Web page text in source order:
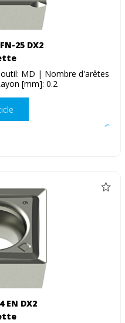
25 DX2
MD | Nombre d'arêtes
[mm]: 0.2
EN DX2